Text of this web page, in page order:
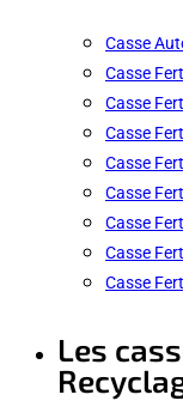
Casse
Casse
Casse
Casse
Casse
Casse
Casse
Casse
Casse
Les